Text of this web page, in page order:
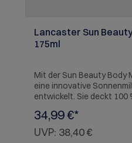
Lancaster Sun
175ml
Mit der Sun Beauty Body
eine innovative
entwickelt. Sie deckt 100
gleichzeitig,
reparieren. Die cleane,
sensorisch texturierte
34,99 €*
UVP: 38,40 €